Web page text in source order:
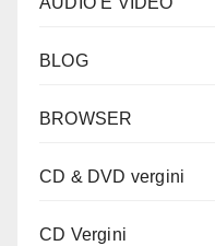
BLOG
BROWSER
CD & DVD vergini
CD Vergini